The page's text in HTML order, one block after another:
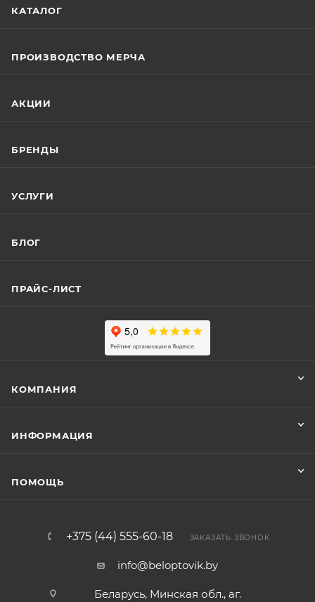
КАТАЛОГ
ПРОИЗВОДСТВО МЕРЧА
АКЦИИ
БРЕНДЫ
УСЛУГИ
БЛОГ
ПРАЙС-ЛИСТ
КОМПАНИЯ
ИНФОРМАЦИЯ
ПОМОЩЬ
+375 (44) 555-60-18 ЗАКАЗАТЬ ЗВОНОК
info@beloptovik.by
Беларусь, Минская обл., аг.